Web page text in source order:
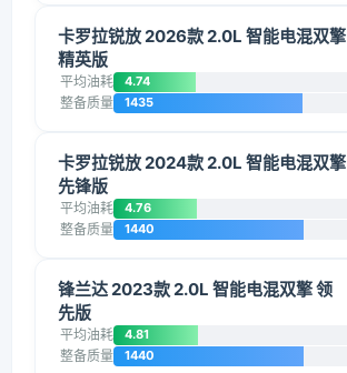
卡罗拉锐放 2026款 2.0L 智能电混双擎
精英版
平均油耗 4.74
整备质量 1435
卡罗拉锐放 2024款 2.0L 智能电混双擎
先锋版
平均油耗 4.76
整备质量 1440
锋兰达 2023款 2.0L 智能电混双擎 领
先版
平均油耗 4.81
整备质量 1440